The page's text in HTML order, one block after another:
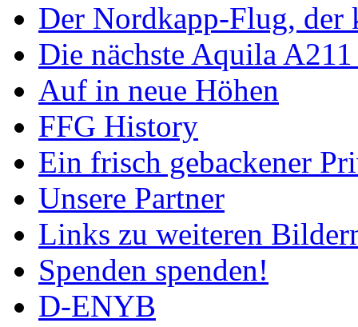
Der Nordkapp-Flug, der
Die nächste Aquila
Auf in neue Höhen
FFG History
Ein frisch gebackener
Unsere Partner
Links zu weiteren
Spenden spenden!
D-ENYB